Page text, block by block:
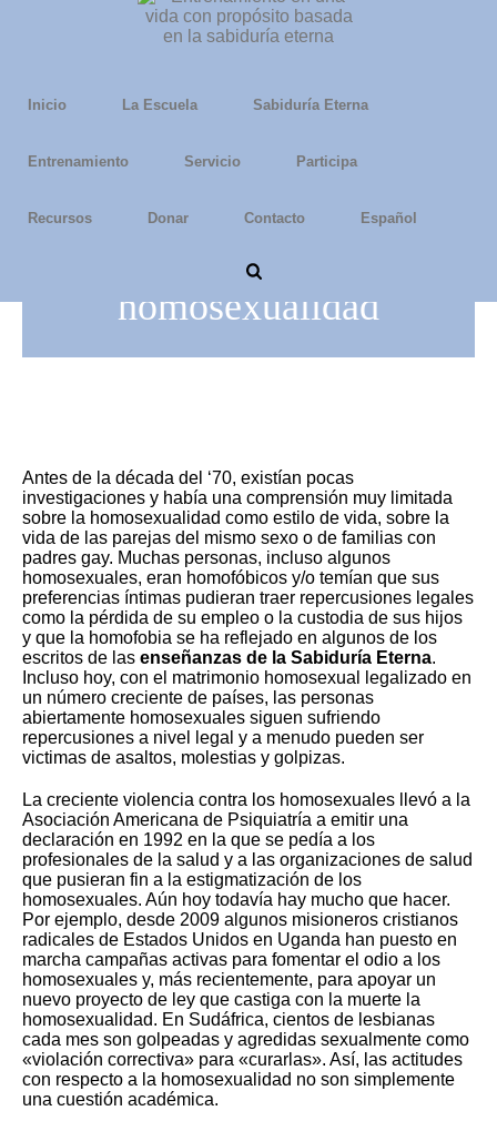
Inicio La Escuela Sabiduría Eterna
Entrenamiento Servicio Participa
Recursos Donar Contacto Español
Entender la
homosexualidad
Antes de la década del ‘70, existían pocas
investigaciones y había una comprensión muy limitada
sobre la homosexualidad como estilo de vida, sobre la
vida de las parejas del mismo sexo o de familias con
padres gay. Muchas personas, incluso algunos
homosexuales, eran homofóbicos y/o temían que sus
preferencias íntimas pudieran traer repercusiones legales
como la pérdida de su empleo o la custodia de sus hijos
y que la homofobia se ha reflejado en algunos de los
escritos de las enseñanzas de la Sabiduría Eterna.
Incluso hoy, con el matrimonio homosexual legalizado en
un número creciente de países, las personas
abiertamente homosexuales siguen sufriendo
repercusiones a nivel legal y a menudo pueden ser
victimas de asaltos, molestias y golpizas.
La creciente violencia contra los homosexuales llevó a la
Asociación Americana de Psiquiatría a emitir una
declaración en 1992 en la que se pedía a los
profesionales de la salud y a las organizaciones de salud
que pusieran fin a la estigmatización de los
homosexuales. Aún hoy todavía hay mucho que hacer.
Por ejemplo, desde 2009 algunos misioneros cristianos
radicales de Estados Unidos en Uganda han puesto en
marcha campañas activas para fomentar el odio a los
homosexuales y, más recientemente, para apoyar un
nuevo proyecto de ley que castiga con la muerte la
homosexualidad. En Sudáfrica, cientos de lesbianas
cada mes son golpeadas y agredidas sexualmente como
«violación correctiva» para «curarlas». Así, las actitudes
con respecto a la homosexualidad no son simplemente
una cuestión académica.